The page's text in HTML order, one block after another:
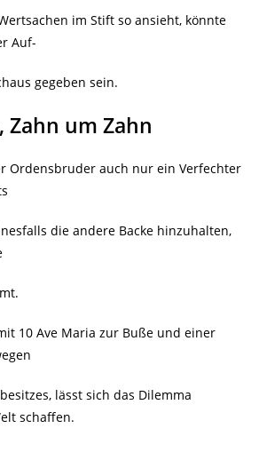
im Stift so ansieht, könnte
Auf-
gegeben sein.
Zahn um Zahn
Ordensbruder auch nur ein Verfechter
die andere Backe hinzuhalten,
10 Ave Maria zur Buße und einer
lässt sich das Dilemma
schaffen.